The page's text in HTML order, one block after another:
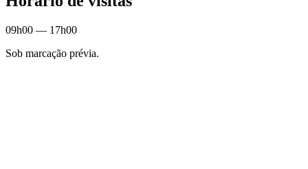
09h00 — 17h00
Sob marcação prévia.